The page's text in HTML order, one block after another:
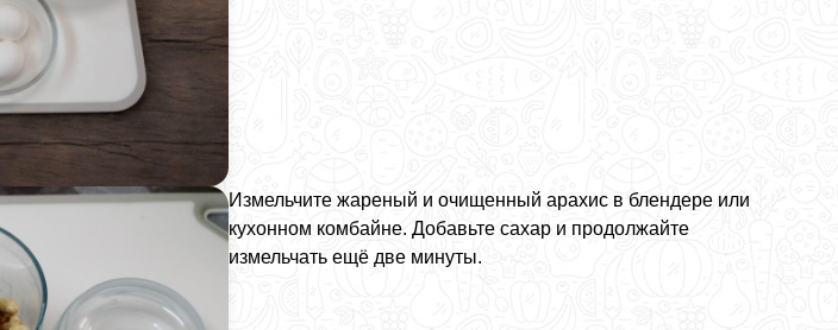
Измельчите жареный и очищенный арахис в блендере или
кухонном комбайне. Добавьте сахар и продолжайте
измельчать ещё две минуты.